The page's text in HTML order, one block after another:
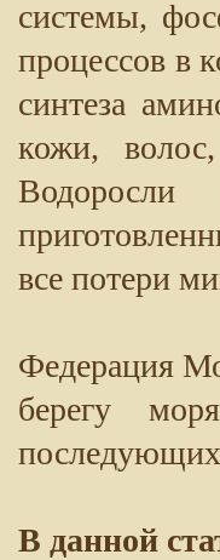
системы,
процессов в
синтеза
кожи,
все потери
Федерация
берегу
В данной